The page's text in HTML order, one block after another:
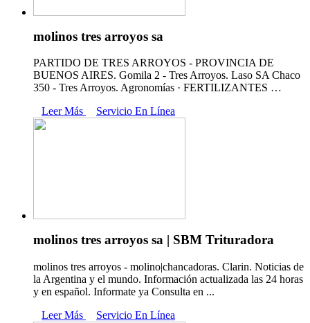
molinos tres arroyos sa
PARTIDO DE TRES ARROYOS - PROVINCIA DE
BUENOS AIRES. Gomila 2 - Tres Arroyos. Laso SA Chaco
350 - Tres Arroyos. Agronomías · FERTILIZANTES …
Leer Más
Servicio En Línea
molinos tres arroyos sa | SBM Trituradora
molinos tres arroyos - molino|chancadoras. Clarin. Noticias de
la Argentina y el mundo. Información actualizada las 24 horas
y en español. Informate ya Consulta en ...
Leer Más
Servicio En Línea